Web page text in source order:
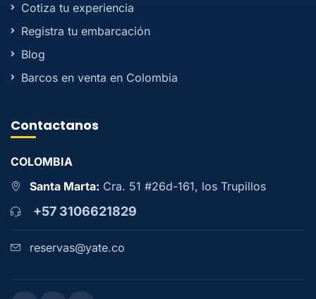
Cotiza tu experiencia
Registra tu embarcación
Blog
Barcos en venta en Colombia
Contactanos
COLOMBIA
Santa Marta: Cra. 51 #26d-161, los Trupillos
+57 3106621829
reservas@yate.co